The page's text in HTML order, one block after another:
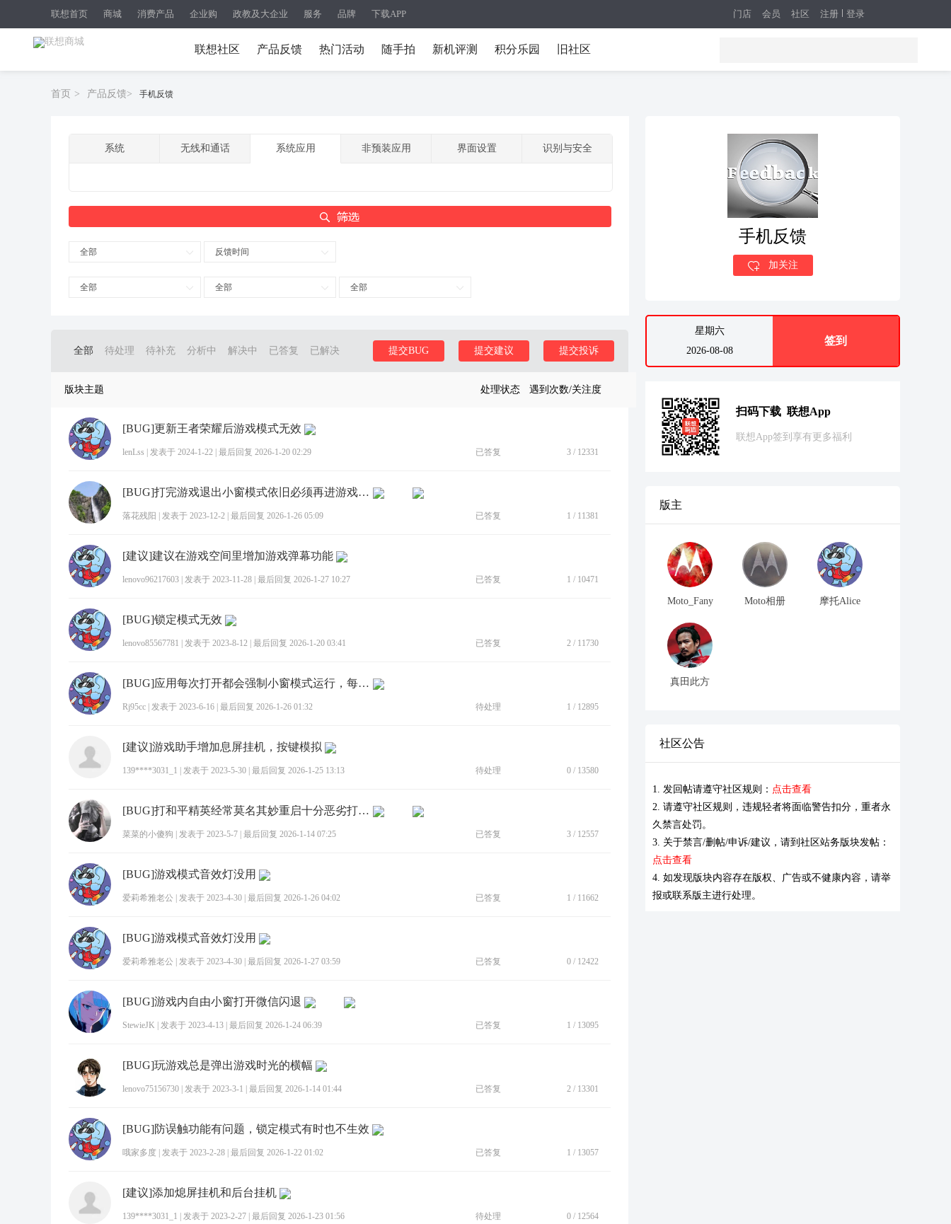
联想首页 商城 消费产品 企业购 政教及大企业 服务 品牌 下载APP 注册 登录
门店 会员 社区
联想社区 产品反馈 热门活动 随手拍 新机评测 积分乐园 旧社区
首页 > 产品反馈> 手机反馈
系统 无线和通话 系统应用 非预装应用 界面设置 识别与安全
全部 反馈时间
全部 全部 全部
全部 待处理 待补充 分析中 解决中 已答复 已解决 提交投诉
提交建议
提交BUG
版块主题 处理状态 遇到次数/关注度
[BUG]更新王者荣耀后游戏模式无效
lenLss 发表于 2024-1-22 最后回复 2026-1-20 02:29 已答复 3 / 12331
[BUG]打完游戏退出小窗模式依旧必须再进游戏退出才行
落花残阳 发表于 2023-12-2 最后回复 2026-1-26 05:09 已答复 1 / 11381
[建议]建议在游戏空间里增加游戏弹幕功能
lenovo96217603 发表于 2023-11-28 最后回复 2026-1-27 10:27 已答复 1 / 10471
[BUG]锁定模式无效
lenovo85567781 发表于 2023-8-12 最后回复 2026-1-20 03:41 已答复 2 / 11730
[BUG]应用每次打开都会强制小窗模式运行，每次都需要手动全屏
Rj95cc 发表于 2023-6-16 最后回复 2026-1-26 01:32 待处理 1 / 12895
[建议]游戏助手增加息屏挂机，按键模拟
139****3031_1 发表于 2023-5-30 最后回复 2026-1-25 13:13 待处理 0 / 13580
[BUG]打和平精英经常莫名其妙重启十分恶劣打王者也重启过一次
菜菜的小傻狗 发表于 2023-5-7 最后回复 2026-1-14 07:25 已答复 3 / 12557
[BUG]游戏模式音效灯没用
爱莉希雅老公 发表于 2023-4-30 最后回复 2026-1-26 04:02 已答复 1 / 11662
[BUG]游戏模式音效灯没用
爱莉希雅老公 发表于 2023-4-30 最后回复 2026-1-27 03:59 已答复 0 / 12422
[BUG]游戏内自由小窗打开微信闪退
StewieJK 发表于 2023-4-13 最后回复 2026-1-24 06:39 已答复 1 / 13095
[BUG]玩游戏总是弹出游戏时光的横幅
lenovo75156730 发表于 2023-3-1 最后回复 2026-1-14 01:44 已答复 2 / 13301
[BUG]防误触功能有问题，锁定模式有时也不生效
哦家多度 发表于 2023-2-28 最后回复 2026-1-22 01:02 已答复 1 / 13057
[建议]添加熄屏挂机和后台挂机
139****3031_1 发表于 2023-2-27 最后回复 2026-1-23 01:56 待处理 0 / 12564
手机反馈
加关注
星期六
2026-08-08
签到
扫码下载 联想App
联想App签到享有更多福利
版主
Moto_Fany Moto相册 摩托Alice
真田此方
社区公告
1. 发回帖请遵守社区规则： 点击查看
2. 请遵守社区规则，违规轻者将面临警告扣分，重者永
久禁言处罚。
3. 关于禁言/删帖/申诉/建议，请到社区站务版块发帖：
点击查看
4. 如发现版块内容存在版权、广告或不健康内容，请举
报或联系版主进行处理。